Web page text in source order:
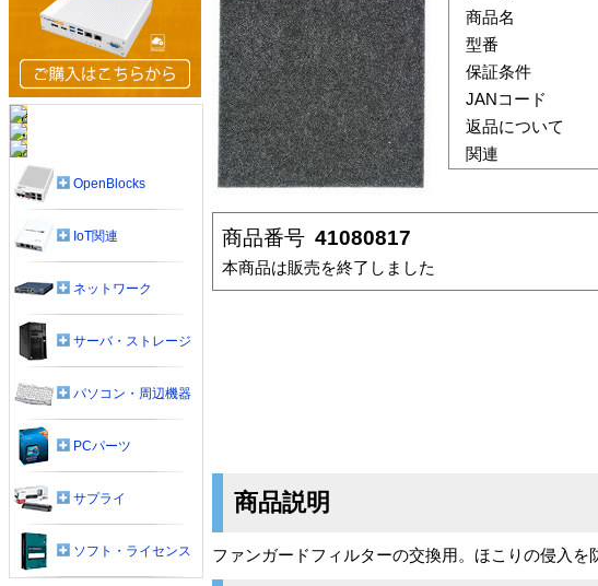
商品名
型番
保証条件
JANコード
返品について
関連
商品番号 41080817
本商品は販売を終了しました
商品説明
ファンガードフィルターの交換用。ほこりの侵入
OpenBlocks
IoT関連
ネットワーク
サーバ・ストレージ
パソコン・周辺機器
PCパーツ
サプライ
ソフト・ライセンス